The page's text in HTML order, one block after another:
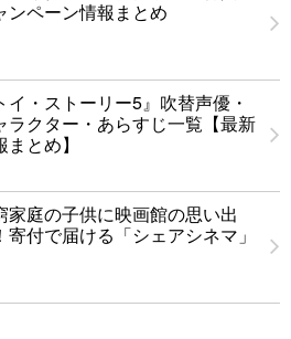
ンペーン情報まとめ
イ・ストーリー5』吹替声優・
ラクター・あらすじ一覧【最新
まとめ】
家庭の子供に映画館の思い出
寄付で届ける「シェアシネマ」